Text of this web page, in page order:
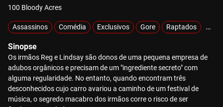
100 Bloody Acres
Assassinos Comédia Exclusivos Gore Raptados
Sinopse
Os irmãos Reg e Lindsay são donos de uma pequena empresa de
adubos orgânicos e precisam de um "ingrediente secreto" com
alguma regularidade. No entanto, quando encontram três
desconhecidos cujo carro avariou a caminho de um festival de
música, o segredo macabro dos irmãos corre o risco de ser